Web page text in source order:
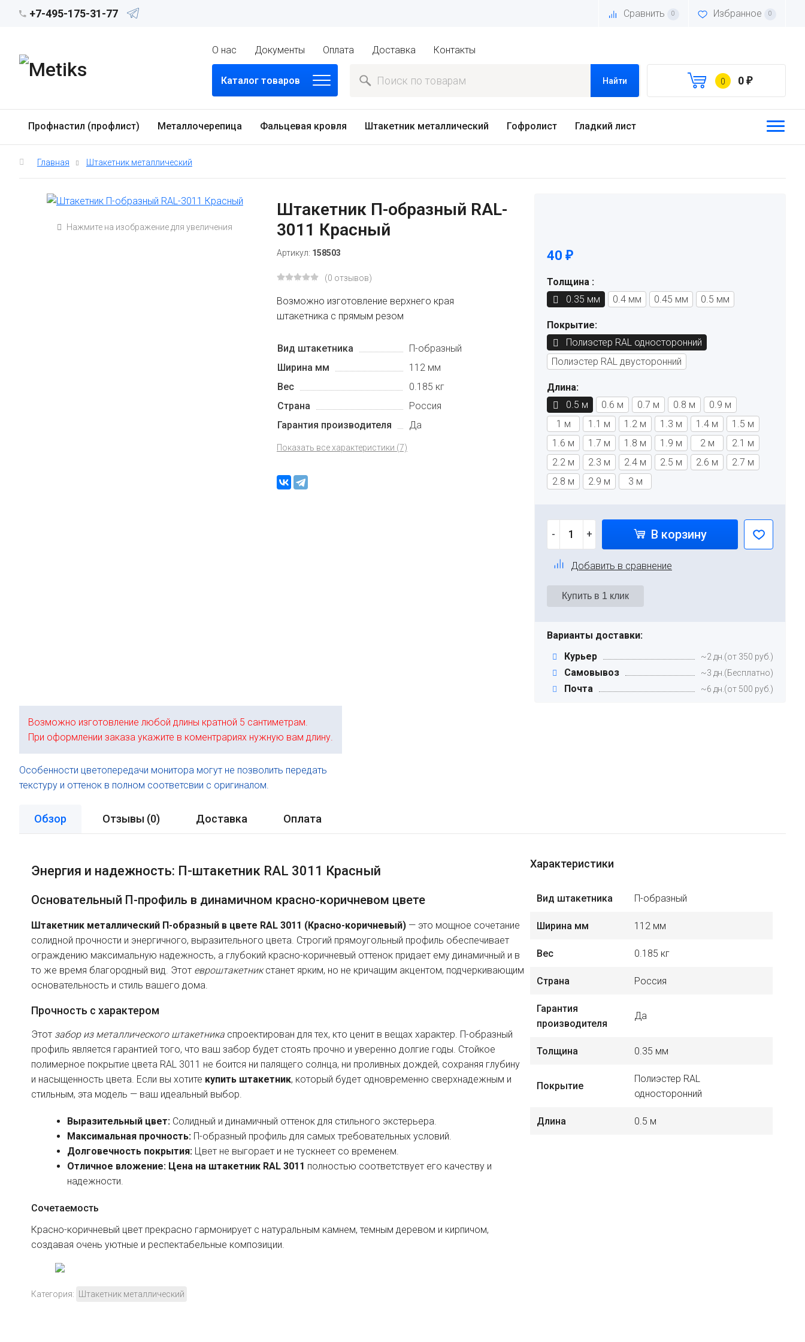
+7-495-175-31-77 Сравнить 0 Избранное 0
О нас Документы Оплата Доставка Контакты
Каталог товаров Найти 0 0 ₽
Профнастил (профлист) Металлочерепица Фальцевая кровля Штакетник металлический Гофролист Гладкий лист
Главная Штакетник металлический
Нажмите на изображение для увеличения
Штакетник П-образный RAL-
3011 Красный
Артикул: 158503
(0 отзывов)
Возможно изготовление верхнего края
штакетника с прямым резом
Вид штакетника
П-образный
Ширина мм
112 мм
Вес
0.185 кг
Страна
Россия
Гарантия производителя
Да
Показать все характеристики (7)
40 ₽
Толщина :
0.35 мм
0.4 мм 0.45 мм 0.5 мм
Покрытие:
Полиэстер RAL односторонний
Полиэстер RAL двусторонний
Длина:
0.5 м
0.6 м 0.7 м 0.8 м
0.9 м
1 м
1.1 м 1.2 м 1.3 м 1.4 м
1.5 м
1.6 м
1.7 м 1.8 м 1.9 м 2 м
2.1 м
2.2 м
2.3 м 2.4 м 2.5 м 2.6 м
2.7 м
2.8 м
2.9 м 3 м
- + В корзину
Добавить в сравнение
Варианты доставки:
Курьер
~2 дн.(от 350 руб.)
Самовывоз ~3 дн.(Бесплатно)
Почта ~6 дн.(от 500 руб.)
Возможно изготовление любой длины кратной 5 сантиметрам.
При оформлении заказа укажите в коментрариях нужную вам длину.
Особенности цветопередачи монитора могут не позволить передать
текстуру и оттенок в полном соответсвии с оригиналом.
Обзор Отзывы (0) Доставка Оплата
Энергия и надежность: П-штакетник RAL 3011 Красный
Основательный П-профиль в динамичном красно-коричневом цвете
Штакетник металлический П-образный в цвете RAL 3011 (Красно-коричневый)— это мощное сочетание
солидной прочности и энергичного, выразительного цвета. Строгий прямоугольный профиль обеспечивает
ограждению максимальную надежность, а глубокий красно-коричневый оттенок придает ему динамичный и в
то же время благородный вид. Этот евроштакетникстанет ярким, но не кричащим акцентом, подчеркивающим
основательность и стиль вашего дома.
Прочность с характером
Этот забор из металлического штакетникаспроектирован для тех, кто ценит в вещах характер. П-образный
профиль является гарантией того, что ваш забор будет стоять прочно и уверенно долгие годы. Стойкое
полимерное покрытие цвета RAL 3011 не боится ни палящего солнца, ни проливных дождей, сохраняя глубину
и насыщенность цвета. Если вы хотите купить штакетник, который будет одновременно сверхнадежным и
стильным, эта модель — ваш идеальный выбор.
Выразительный цвет:Солидный и динамичный оттенок для стильного экстерьера.
Максимальная прочность:П-образный профиль для самых требовательных условий.
Долговечность покрытия:Цвет не выгорает и не тускнеет со временем.
Отличное вложение: Цена на штакетник RAL 3011 полностью соответствует его качеству и
надежности.
Сочетаемость
Красно-коричневый цвет прекрасно гармонирует с натуральным камнем, темным деревом и кирпичом,
создавая очень уютные и респектабельные композиции.
Категория: Штакетник металлический
Характеристики
Вид штакетника П-образный
Ширина мм 112 мм
Вес 0.185 кг
Страна Россия
Гарантия
производителя
Да
Толщина 0.35 мм
Покрытие
Полиэстер RAL
односторонний
Длина 0.5 м